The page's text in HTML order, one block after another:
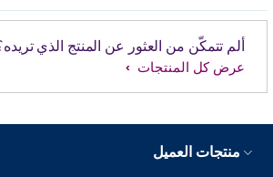
ألم تتمكّن من العثور عن المنتج الذي تريده؟
عرض كل المنتجات
منتجات العميل